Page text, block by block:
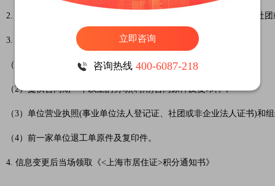
2. 居住证持有人变更工作单位，由用人单位至单位工商注册；地、社
3. 基本材料：
（1）持证人身份证、居住证原件及复印件；
（2）提供合同期一年以上的劳动(聘用)合同原件及复印件；
（3）单位营业执照(事业单位法人登记证、社团或非企业法人证书)和
（4）前一家单位退工单原件及复印件。
4. 信息变更后当场领取《<上海市居住证>积分通知书》
立即咨询
咨询热线 400-6087-218